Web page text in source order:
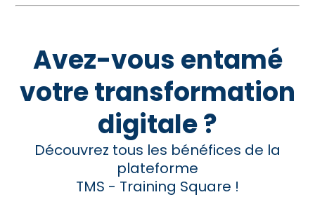
Avez-vous entamé
votre transformation
digitale ?
Découvrez tous les bénéfices de la
plateforme
TMS - Training Square !